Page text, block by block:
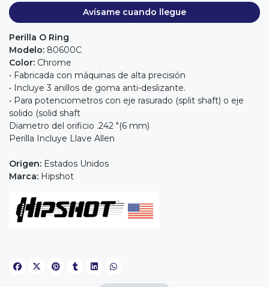
Avísame cuando llegue
Perilla O Ring
Modelo: 80600C
Color: Chrome
• Fabricada con máquinas de alta precisión
• Incluye 3 anillos de goma anti-deslizante.
• Para potenciometros con eje rasurado (split shaft) o eje
solido (solid shaft
Diametro del orificio .242 "(6 mm)
Perilla Incluye Llave Allen
Origen: Estados Unidos
Marca: Hipshot